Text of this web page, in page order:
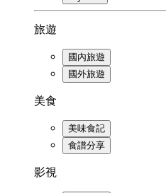
旅遊
國內旅遊
國外旅遊
美食
美味食記
食譜分享
影視